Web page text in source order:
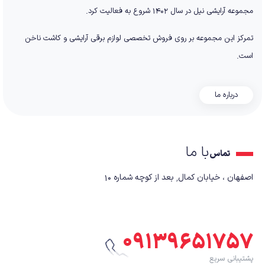
مجموعه آرایشی نیل در سال ۱۴۰۲ شروع به فعالیت کرد.
تمرکز این مجموعه بر روی فروش تخصصی لوازم برقی آرایشی و کاشت ناخن
است.
درباره ما
تماسبا ما
اصفهان ، خیابان کمال٬ بعد از کوچه شماره ۱۰
۰۹۱۳۹۶۵۱۷۵۷
پشتیبانی سریع